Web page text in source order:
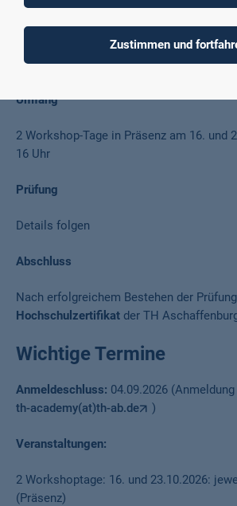
maximale Gruppengröße
20 Personen
Umfang
2 Workshop-Tage in Präsenz am 16. und
16 Uhr
Prüfung
Details folgen
Abschluss
Nach erfolgreichem Bestehen der
Hochschulzertifikat der TH
Wichtige Termine
Anmeldeschluss: 04.09.2026
th-academy(at)th-ab.de
)
Veranstaltungen:
2 Workshoptage: 16. und 23.10.2026:
(Präsenz)
Zustimmen und